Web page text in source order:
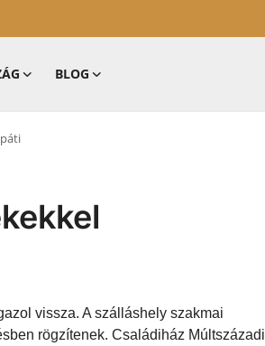
BLOG
vissza. A szálláshely szakmai
rögzítenek. Családiház Múltszázadi